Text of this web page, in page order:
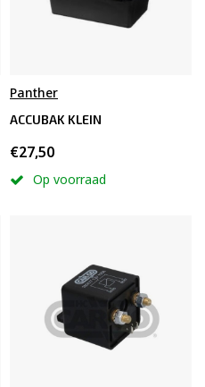
Panther
ACCUBAK KLEIN
€27,50
Op voorraad